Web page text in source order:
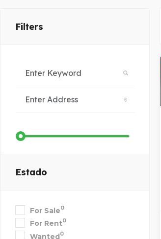
Filters
Estado
For Sale0
For Rent0
Wanted0